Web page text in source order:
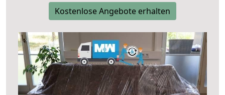
Kostenlose Angebote erhalten